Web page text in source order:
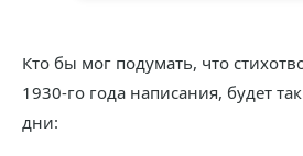
Кто бы мог подумать, что
1930-го года написания, будет
дни: